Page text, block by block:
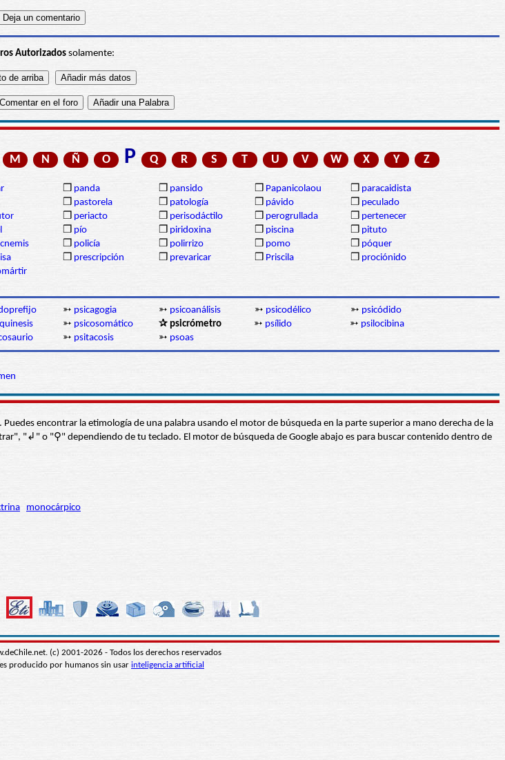
Autorizadossolamente:
M N Ñ O P Q R S T U V W X Y Z
❒ panda ❒ pansido ❒ Papanicolaou ❒ paracaidista
❒ pastorela ❒ patología ❒ pávido ❒ peculado
❒ periacto ❒ perisodáctilo ❒ perogrullada ❒ pertenecer
❒ pío ❒ piridoxina ❒ piscina ❒ pituto
❒ policía ❒ polirrizo ❒ pomo ❒ póquer
❒ prescripción ❒ prevaricar ❒ Priscila ❒ prociónido
➳ psicagogia ➳ psicoanálisis ➳ psicodélico ➳ psicódido
➳ psicosomático ✰ psicrómetro ➳ psílido ➳ psilocibina
➳ psitacosis ➳ psoas
encontrar la etimología de una palabra usando el motor de búsqueda en la parte superior a mano derecha de la
"↲" o "⚲" dependiendo de tu teclado. El motor de búsqueda de Google abajo es para buscar contenido dentro de
monocárpico
(c) 2001-2026 - Todos los derechos reservados
producido por humanos sin usar inteligencia artificial